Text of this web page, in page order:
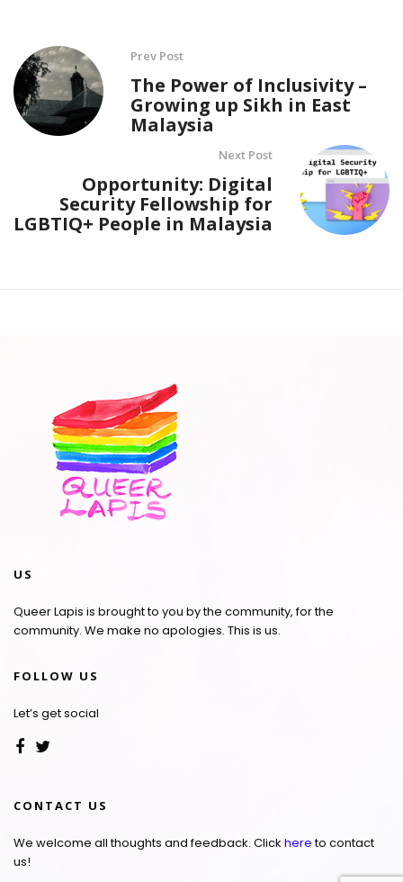
Prev Post
The Power of Inclusivity –
Growing up Sikh in East
Malaysia
Next Post
Opportunity: Digital
Security Fellowship for
LGBTIQ+ People in Malaysia
US
Queer Lapis is brought to you by the community, for the
community. We make no apologies. This is us.
FOLLOW US
Let’s get social
CONTACT US
We welcome all thoughts and feedback. Click hereto contact
us!